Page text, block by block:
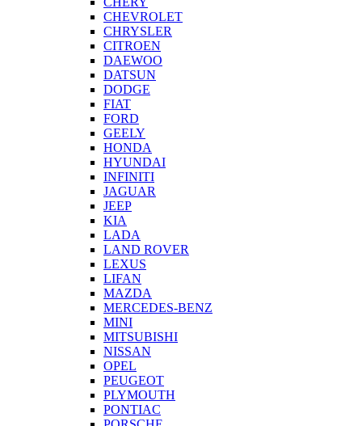
CHEVROLET
CHRYSLER
CITROEN
DAEWOO
DATSUN
DODGE
FIAT
FORD
GEELY
HONDA
HYUNDAI
INFINITI
JAGUAR
JEEP
KIA
LADA
LAND ROVER
LEXUS
LIFAN
MAZDA
MERCEDES-BENZ
MINI
MITSUBISHI
NISSAN
OPEL
PEUGEOT
PLYMOUTH
PONTIAC